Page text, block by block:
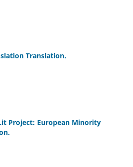
Translation.
Project: European Minority